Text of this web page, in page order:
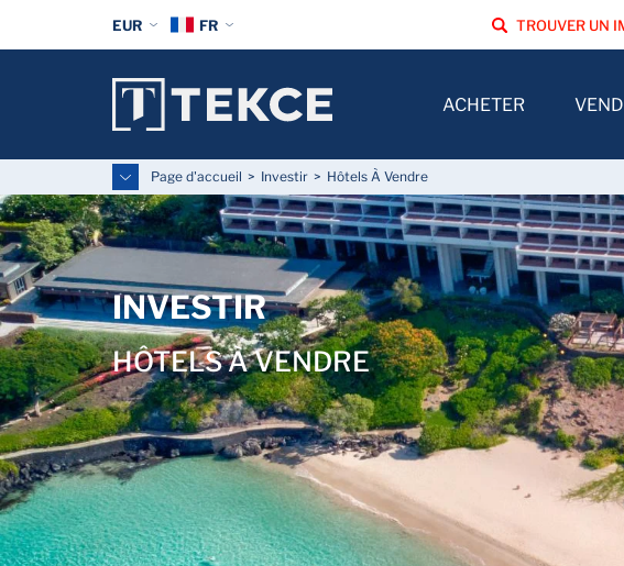
Page d'accueil Investir Hôtels À Vendre
INVESTIR
HÔTELS À VENDRE
EUR FR
ACHETER
TROUVER UN